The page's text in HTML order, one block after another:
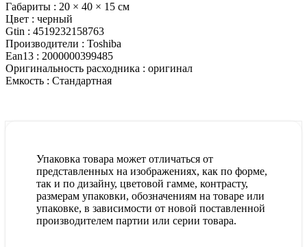
Габариты : 20 × 40 × 15 см
Цвет : черный
Gtin : 4519232158763
Производители : Toshiba
Ean13 : 2000000399485
Оригинальность расходника : оригинал
Емкость : Стандартная
Упаковка товара может отличаться от
представленных на изображениях, как по форме,
так и по дизайну, цветовой гамме, контрасту,
размерам упаковки, обозначениям на товаре или
упаковке, в зависимости от новой поставленной
производителем партии или серии товара.